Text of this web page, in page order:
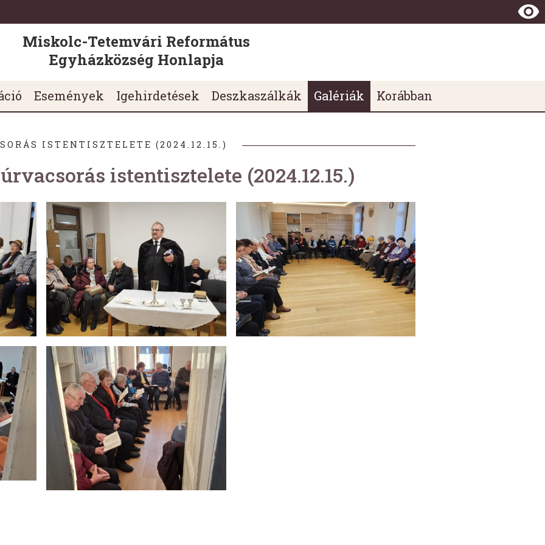
Miskolc-Tetemvári Református
Egyházközség Honlapja
Események Igehirdetések Deszkaszálkák Galériák Korábban
ISTENTISZTELETE (2024.12.15.)
istentisztelete (2024.12.15.)